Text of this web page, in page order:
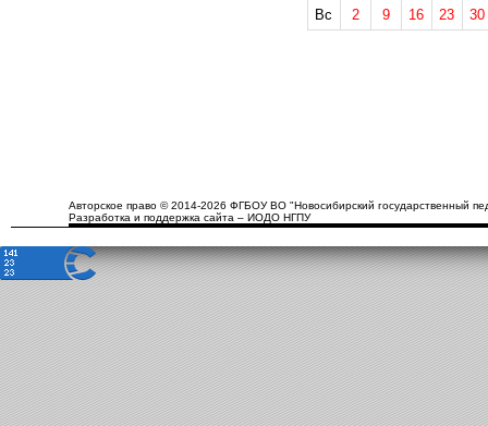
Вс
2 9 16 23 30
Авторское право © 2014-2026 ФГБОУ ВО "Новосибирский государственный
Разработка и поддержка сайта – ИОДО НГПУ